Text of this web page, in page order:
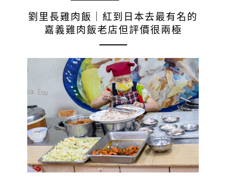
劉里長雞肉飯｜紅到日本去最有名的
嘉義雞肉飯老店但評價很兩極